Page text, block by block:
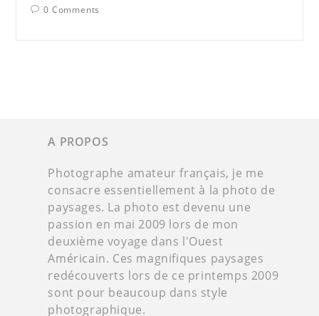
0 Comments
A PROPOS
Photographe amateur français, je me
consacre essentiellement à la photo de
paysages. La photo est devenu une
passion en mai 2009 lors de mon
deuxième voyage dans l'Ouest
Américain. Ces magnifiques paysages
redécouverts lors de ce printemps 2009
sont pour beaucoup dans style
photographique.